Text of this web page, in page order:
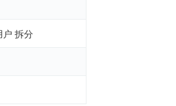
拆分